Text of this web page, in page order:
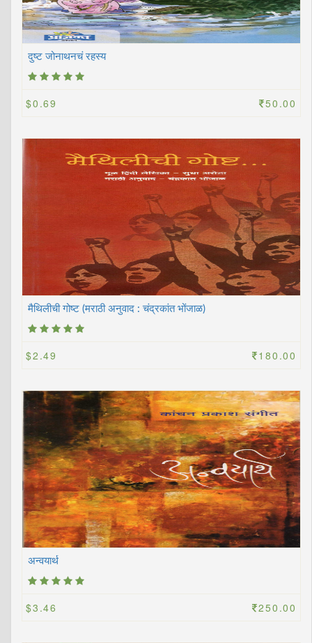
दुष्ट जोनाथनचं रहस्य
$0.69 50.00
मैथिलीची गोष्ट (मराठी अनुवाद : चंद्रकांत भोंजाळ)
$2.49 180.00
अन्वयार्थ
$3.46 250.00